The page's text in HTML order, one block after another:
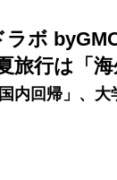
ボ byGMO
旅行は「
内回帰」、